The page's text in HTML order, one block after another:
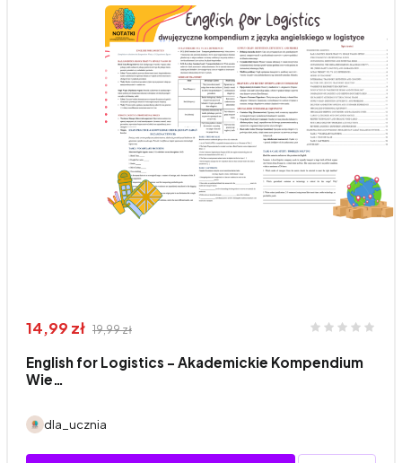
14,99 zł 19,99 zł
English for Logistics – Akademickie Kompendium
Wie…
dla_ucznia